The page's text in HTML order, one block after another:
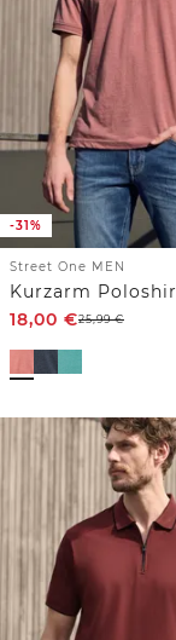
-31%
Street One MEN
18,00 €25,99€